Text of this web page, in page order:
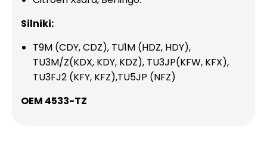
Silniki:
T9M (CDY, CDZ), TU1M (HDZ, HDY),
TU3M/Z(KDX, KDY, KDZ), TU3JP(KFW, KFX),
TU3FJ2 (KFY, KFZ),TU5JP (NFZ)
OEM 4533-TZ